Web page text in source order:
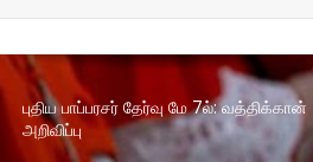
புதிய பாப்பரசர் தேர்வு மே 7ல்: வத்திக்கான்
அறிவிப்பு